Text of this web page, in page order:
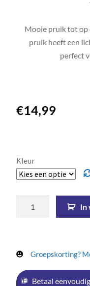
Mooie pruik tot op
pruik heeft een
perfect
€14,99
Kleur
In
Groepskorting?
Betaal